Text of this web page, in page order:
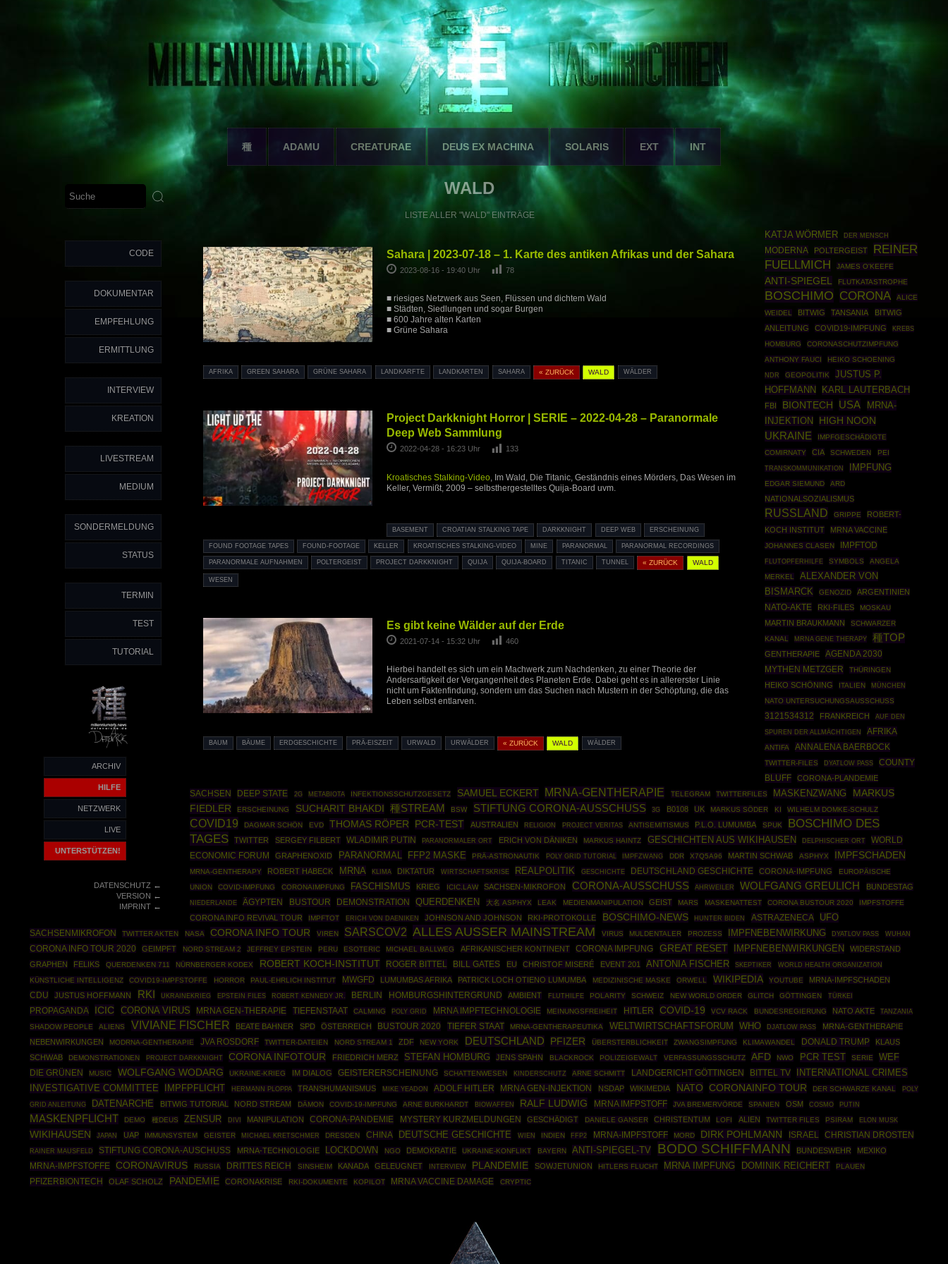
種 ADAMU CREATURAE DEUS EX MACHINA SOLARIS EXT INT
CODE
DOKUMENTAR
EMPFEHLUNG
ERMITTLUNG
INTERVIEW
KREATION
LIVESTREAM
MEDIUM
SONDERMELDUNG
STATUS
TERMIN
TEST
TUTORIAL
ARCHIV
HILFE
NETZWERK
LIVE
UNTERSTÜTZEN!
DATENSCHUTZ←
VERSION ←
IMPRINT←
WALD
LISTE ALLER "WALD" EINTRÄGE
Sahara | 2023-07-18 – 1. Karte des antiken Afrikas und der Sahara
2023-08-16 - 19:40 Uhr 78
■ riesiges Netzwerk aus Seen, Flüssen und dichtem Wald
■ Städten, Siedlungen und sogar Burgen
■ 600 Jahre alten Karten
■ Grüne Sahara
AFRIKA GREEN SAHARA GRÜNE SAHARA LANDKARFTE LANDKARTEN SAHARA « ZURÜCK WALD WÄLDER
Project Darkknight Horror | SERIE – 2022-04-28 – Paranormale
Deep Web Sammlung
2022-04-28 - 16:23 Uhr 133
Kroatisches Stalking-Video, Im Wald, Die Titanic, Geständnis eines Mörders, Das Wesen im
Keller, Vermißt, 2009 – selbsthergestelltes Quija-Board uvm.
BASEMENT CROATIAN STALKING TAPE DARKKNIGHT DEEP WEB ERSCHEINUNG
FOUND FOOTAGE TAPES FOUND-FOOTAGE KELLER KROATISCHES STALKING-VIDEO MINE PARANORMAL PARANORMAL RECORDINGS
PARANORMALE AUFNAHMEN POLTERGEIST PROJECT DARKKNIGHT QUIJA QUIJA-BOARD TITANIC TUNNEL « ZURÜCK WALD
WESEN
Es gibt keine Wälder auf der Erde
2021-07-14 - 15:32 Uhr 460
Hierbei handelt es sich um ein Machwerk zum Nachdenken, zu einer Theorie der
Andersartigkeit der Vergangenheit des Planeten Erde. Dabei geht es in allererster Linie
nicht um Faktenfindung, sondern um das Suchen nach Mustern in der Schöpfung, die das
Leben selbst entlarven.
BAUM BÄUME ERDGESCHICHTE PRÄ-EISZEIT URWALD URWÄLDER « ZURÜCK WALD WÄLDER
KATJA WÖRMER DER MENSCH
MODERNA POLTERGEIST
REINER
FUELLMICH
JAMES O'KEEFE
ANTI-SPIEGEL FLUTKATASTROPHE
BOSCHIMO CORONA
ALICE
WEIDEL
BITWIG TANSANIA
BITWIG
ANLEITUNG
COVID19-IMPFUNG KREBS
HOMBURG
CORONASCHUTZIMPFUNG
ANTHONY FAUCI
HEIKO SCHOENING
NDR GEOPOLITIK
JUSTUS P.
HOFFMANN
KARL LAUTERBACH
FBI BIONTECH USA
MRNA-
INJEKTION
HIGH NOON
UKRAINE
IMPFGESCHÄDIGTE
COMIRNATY
CIA SCHWEDEN PEI
TRANSKOMMUNIKATION IMPFUNG
EDGAR SIEMUND ARD
NATIONALSOZIALISMUS
RUSSLAND GRIPPE
ROBERT-
KOCH INSTITUT
MRNA VACCINE
JOHANNES CLASEN IMPFTOD
FLUTOPFERHILFE SYMBOLS
ANGELA
MERKEL
ALEXANDER VON
BISMARCK
GENOZID ARGENTINIEN
NATO-AKTE RKI-FILES MOSKAU
MARTIN BRAUKMANN
SCHWARZER
KANAL
MRNA GENE THERAPY 種TOP
GENTHERAPIE
AGENDA 2030
MYTHEN METZGER
THÜRINGEN
HEIKO SCHÖNING ITALIEN
MÜNCHEN
NATO UNTERSUCHUNGSAUSSCHUSS
3121534312 FRANKREICH AUF DEN
SPUREN DER ALLMÄCHTIGEN AFRIKA
ANTIFA ANNALENA BAERBOCK
TWITTER-FILES DYATLOW PASS
COUNTY
BLUFF
CORONA-PLANDEMIE
SACHSEN DEEP STATE 2G METABIOTA INFEKTIONSSCHUTZGESETZ SAMUEL ECKERT MRNA-GENTHERAPIE TELEGRAM TWITTERFILES MASKENZWANG
MARKUS
FIEDLER
ERSCHEINUNG SUCHARIT BHAKDI 種STREAM BSW STIFTUNG CORONA-AUSSCHUSS 3G B0108 UK MARKUS SÖDER KI WILHELM DOMKE-SCHULZ
COVID19 DAGMAR SCHÖN EVD THOMAS RÖPER PCR-TEST AUSTRALIEN RELIGION PROJECT VERITAS ANTISEMITISMUS P.L.O. LUMUMBA SPUK
BOSCHIMO DES
TAGES
TWITTER SERGEY FILBERT WLADIMIR PUTIN PARANORMALER ORT ERICH VON DÄNIKEN MARKUS HAINTZ GESCHICHTEN AUS WIKIHAUSEN DELPHISCHER ORT
WORLD
ECONOMIC FORUM
GRAPHENOXID PARANORMAL FFP2 MASKE PRÄ-ASTRONAUTIK POLY GRID TUTORIAL IMPFZWANG DDR X7Q5A96 MARTIN SCHWAB ASPHYX IMPFSCHADEN
MRNA-GENTHERAPY ROBERT HABECK MRNA KLIMA DIKTATUR WIRTSCHAFTSKRISE REALPOLITIK GESCHICHTE DEUTSCHLAND GESCHICHTE CORONA-IMPFUNG
EUROPÄISCHE
UNION
COVID-IMPFUNG CORONAIMPFUNG FASCHISMUS KRIEG ICIC.LAW SACHSEN-MIKROFON CORONA-AUSSCHUSS AHRWEILER WOLFGANG GREULICH BUNDESTAG
NIEDERLANDE ÄGYPTEN BUSTOUR DEMONSTRATION QUERDENKEN 大名 ASPHYX LEAK MEDIENMANIPULATION GEIST MARS MASKENATTEST CORONA BUSTOUR 2020 IMPFSTOFFE
CORONA INFO REVIVAL TOUR IMPFTOT ERICH VON DAENIKEN JOHNSON AND JOHNSON RKI-PROTOKOLLE BOSCHIMO-NEWS HUNTER BIDEN ASTRAZENECA UFO
SACHSENMIKROFON TWITTER AKTEN NASA CORONA INFO TOUR VIREN SARSCOV2 ALLES AUSSER MAINSTREAM VIRUS MULDENTALER PROZESS IMPFNEBENWIRKUNG DYATLOV PASS WUHAN
CORONA INFO TOUR 2020 GEIMPFT NORD STREAM 2 JEFFREY EPSTEIN PERU ESOTERIC MICHAEL BALLWEG AFRIKANISCHER KONTINENT CORONA IMPFUNG GREAT RESET IMPFNEBENWIRKUNGEN
WIDERSTAND
GRAPHEN
FELIKS QUERDENKEN 711 NÜRNBERGER KODEX ROBERT KOCH-INSTITUT ROGER BITTEL BILL GATES EU CHRISTOF MISERÉ EVENT 201 ANTONIA FISCHER SKEPTIKER
WORLD HEALTH ORGANIZATION
KÜNSTLICHE INTELLIGENZ
COVID19-IMPFSTOFFE HORROR PAUL-EHRLICH INSTITUT MWGFD LUMUMBAS AFRIKA PATRICK LOCH OTIENO LUMUMBA MEDIZINISCHE MASKE ORWELL WIKIPEDIA YOUTUBE MRNA-IMPFSCHADEN
CDU JUSTUS HOFFMANN RKI UKRAINEKRIEG EPSTEIN FILES ROBERT KENNEDY JR. BERLIN HOMBURGSHINTERGRUND AMBIENT FLUTHILFE POLARITY SCHWEIZ NEW WORLD ORDER GLITCH GÖTTINGEN TÜRKEI
PROPAGANDA ICIC CORONA VIRUS MRNA GEN-THERAPIE TIEFENSTAAT CALMING POLY GRID MRNA IMPFTECHNOLOGIE MEINUNGSFREIHEIT HITLER COVID-19 VCV RACK BUNDESREGIERUNG NATO AKTE TANZANIA
SHADOW PEOPLE ALIENS VIVIANE FISCHER BEATE BAHNER SPD ÖSTERREICH BUSTOUR 2020 TIEFER STAAT MRNA-GENTHERAPEUTIKA WELTWIRTSCHAFTSFORUM WHO DJATLOW PASS
MRNA-GENTHERAPIE
NEBENWIRKUNGEN
MODRNA-GENTHERAPIE JVA ROSDORF TWITTER-DATEIEN NORD STREAM 1 ZDF NEW YORK DEUTSCHLAND PFIZER ÜBERSTERBLICHKEIT ZWANGSIMPFUNG KLIMAWANDEL DONALD TRUMP
KLAUS
SCHWAB
DEMONSTRATIONEN PROJECT DARKKNIGHT CORONA INFOTOUR FRIEDRICH MERZ STEFAN HOMBURG JENS SPAHN BLACKROCK POLIZEIGEWALT VERFASSUNGSSCHUTZ AFD NWO PCR TEST SERIE
WEF
DIE GRÜNEN
MUSIC WOLFGANG WODARG UKRAINE-KRIEG IM DIALOG GEISTERERSCHEINUNG SCHATTENWESEN KINDERSCHUTZ ARNE SCHMITT LANDGERICHT GÖTTINGEN BITTEL TV
INTERNATIONAL CRIMES
INVESTIGATIVE COMMITTEE
IMPFPFLICHT HERMANN PLOPPA TRANSHUMANISMUS MIKE YEADON ADOLF HITLER MRNA GEN-INJEKTION NSDAP WIKIMEDIA NATO CORONAINFO TOUR DER SCHWARZE KANAL
POLY
GRID ANLEITUNG
DATENARCHE BITWIG TUTORIAL NORD STREAM DÄMON COVID-19-IMPFUNG ARNE BURKHARDT BIOWAFFEN RALF LUDWIG MRNA IMFPSTOFF JVA BREMERVÖRDE SPANIEN OSM COSMO PUTIN
MASKENPFLICHT DEMO 種DEUS ZENSUR DIVI MANIPULATION CORONA-PANDEMIE MYSTERY KURZMELDUNGEN GESCHÄDIGT DANIELE GANSER CHRISTENTUM LOFI ALIEN TWITTER FILES PSIRAM ELON MUSK
WIKIHAUSEN JAPAN UAP IMMUNSYSTEM GEISTER MICHAEL KRETSCHMER DRESDEN CHINA DEUTSCHE GESCHICHTE WIEN INDIEN FFP2 MRNA-IMPFSTOFF MORD DIRK POHLMANN ISRAEL CHRISTIAN DROSTEN
RAINER MAUSFELD STIFTUNG CORONA-AUSCHUSS MRNA-TECHNOLOGIE LOCKDOWN NGO DEMOKRATIE UKRAINE-KONFLIKT BAYERN ANTI-SPIEGEL-TV BODO SCHIFFMANN BUNDESWEHR MEXIKO
MRNA-IMPFSTOFFE CORONAVIRUS RUSSIA DRITTES REICH SINSHEIM KANADA GELEUGNET INTERVIEW PLANDEMIE SOWJETUNION HITLERS FLUCHT MRNA IMPFUNG DOMINIK REICHERT PLAUEN
PFIZERBIONTECH OLAF SCHOLZ PANDEMIE CORONAKRISE RKI-DOKUMENTE KOPILOT MRNA VACCINE DAMAGE CRYPTIC